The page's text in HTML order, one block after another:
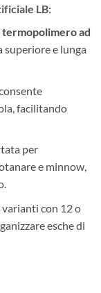
LB:
termopolimero ad
superiore e lunga
facilitando
per
e minnow,
con 12 o
esche di